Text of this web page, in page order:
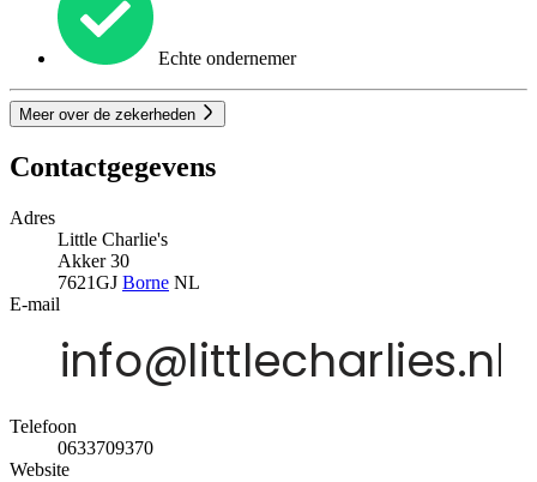
Echte ondernemer
Meer over de zekerheden
Contactgegevens
Adres
Little Charlie's
Akker 30
7621GJ Borne NL
E-mail
Telefoon
0633709370
Website